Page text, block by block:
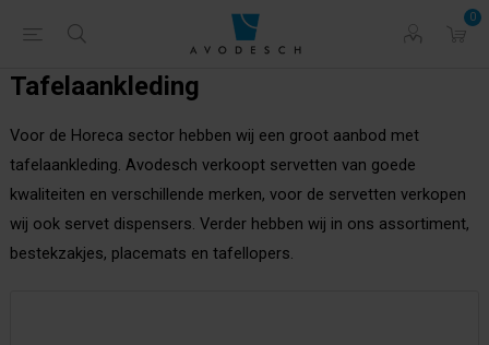
0
Tafelaankleding
Voor de Horeca sector hebben wij een groot aanbod met
tafelaankleding. Avodesch verkoopt servetten van goede
kwaliteiten en verschillende merken, voor de servetten verkopen
wij ook servet dispensers. Verder hebben wij in ons assortiment,
bestekzakjes, placemats en tafellopers.